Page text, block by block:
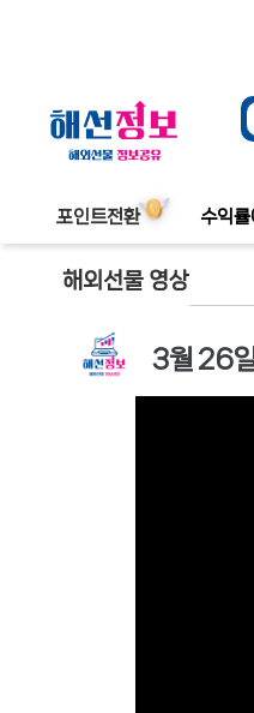
포인트전환 수익
해외선물 영상
3월 26